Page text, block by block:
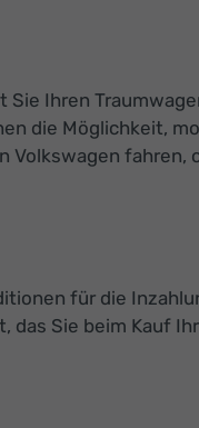
Ihren
die Möglichkeit,
Volkswagen fahren,
für die
Sie beim Kauf